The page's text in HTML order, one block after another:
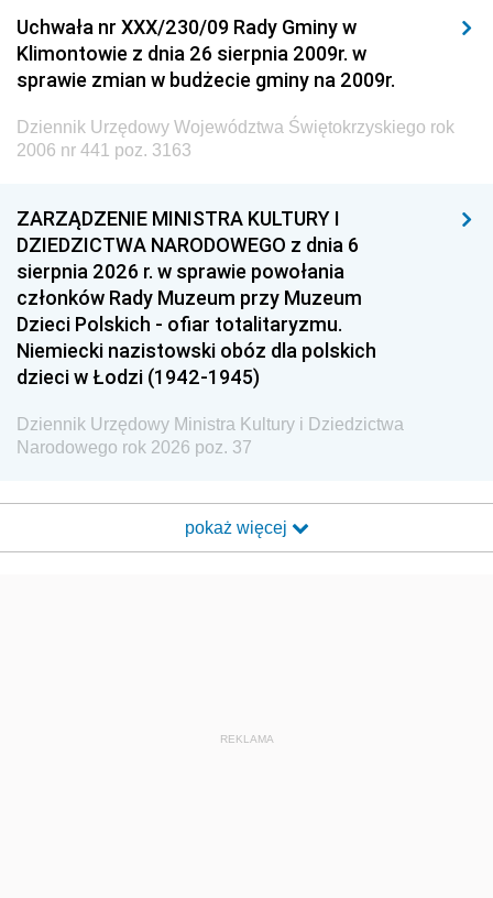
Uchwała nr XXX/230/09 Rady Gminy w
Klimontowie z dnia 26 sierpnia 2009r. w
sprawie zmian w budżecie gminy na 2009r.
Dziennik Urzędowy Województwa Świętokrzyskiego rok
2006 nr 441 poz. 3163
ZARZĄDZENIE MINISTRA KULTURY I
DZIEDZICTWA NARODOWEGO z dnia 6
sierpnia 2026 r. w sprawie powołania
członków Rady Muzeum przy Muzeum
Dzieci Polskich - ofiar totalitaryzmu.
Niemiecki nazistowski obóz dla polskich
dzieci w Łodzi (1942-1945)
Dziennik Urzędowy Ministra Kultury i Dziedzictwa
Narodowego rok 2026 poz. 37
pokaż więcej
REKLAMA